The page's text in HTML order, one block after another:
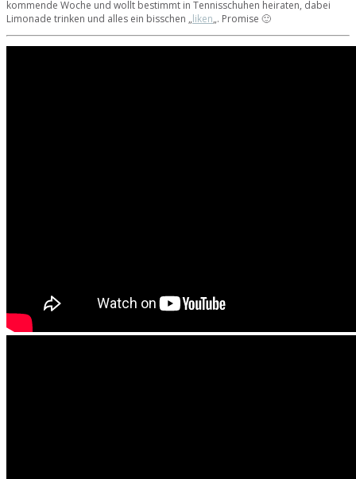
kommende Woche und wollt bestimmt in Tennisschuhen heiraten, dabei
Limonade trinken und alles ein bisschen „liken„. Promise 🙂